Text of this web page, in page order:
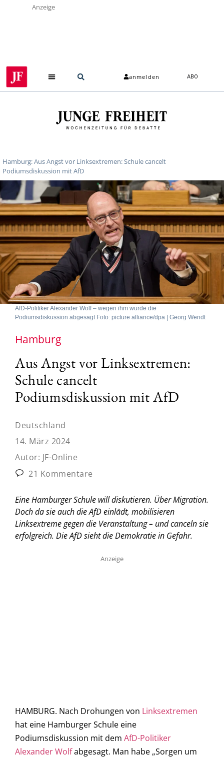
Anzeige
anmelden ABO
Hamburg: Aus Angst vor Linksextremen: Schule cancelt
Podiumsdiskussion mit AfD
AfD-Politiker Alexander Wolf – wegen ihm wurde die
Podiumsdiskussion abgesagt Foto: picture alliance/dpa | Georg Wendt
Hamburg
Aus Angst vor Linksextremen:
Schule cancelt
Podiumsdiskussion mit AfD
Deutschland
14. März 2024
Autor: JF-Online
21 Kommentare
Eine Hamburger Schule will diskutieren. Über Migration.
Doch da sie auch die AfD einlädt, mobilisieren
Linksextreme gegen die Veranstaltung – und canceln sie
erfolgreich. Die AfD sieht die Demokratie in Gefahr.
Anzeige
HAMBURG. Nach Drohungen von Linksextremen
hat eine Hamburger Schule eine
Podiumsdiskussion mit dem AfD-Politiker
Alexander Wolfabgesagt. Man habe „Sorgen um